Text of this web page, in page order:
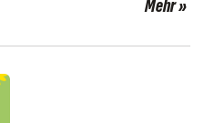
Mehr